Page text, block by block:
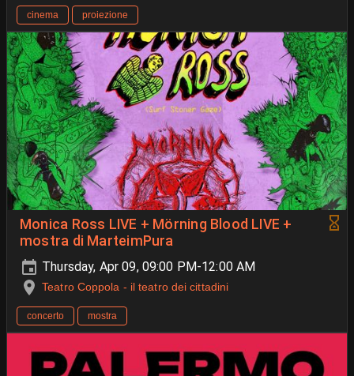
cinema proiezione
Monica Ross LIVE + Mörning Blood LIVE +
mostra di MarteimPura
Thursday, Apr 09, 09:00 PM-12:00 AM
Teatro Coppola - il teatro dei cittadini
concerto mostra